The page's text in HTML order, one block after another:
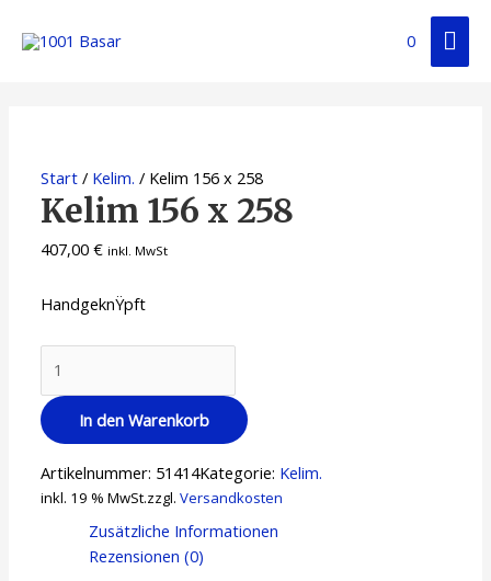
0
Start / Kelim. / Kelim 156 x 258
Kelim 156 x 258
407,00€ inkl. MwSt
HandgeknŸpft
In den Warenkorb
Artikelnummer: 51414Kategorie: Kelim.
inkl. 19 % MwSt.zzgl.Versandkosten
Zusätzliche Informationen
Rezensionen (0)